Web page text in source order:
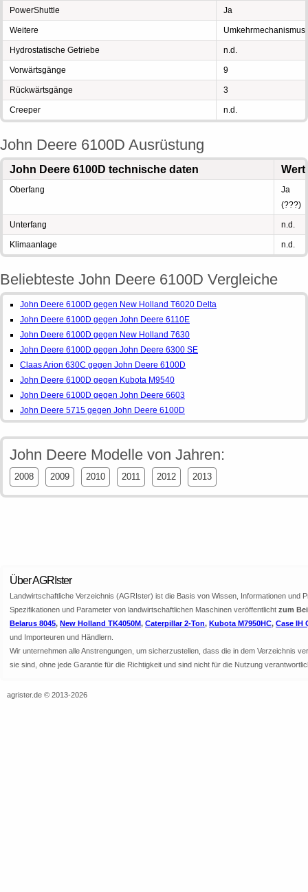
PowerShuttle Ja
Weitere Umkehrmechanismus
Hydrostatische Getriebe n.d.
Vorwärtsgänge 9
Rückwärtsgänge 3
Creeper n.d.
John Deere 6100D Ausrüstung
John Deere 6100D technische daten Wert
Oberfang
Ja
(???)
Unterfang n.d.
Klimaanlage n.d.
Beliebteste John Deere 6100D Vergleiche
John Deere 6100D gegen New Holland T6020 Delta
John Deere 6100D gegen John Deere 6110E
John Deere 6100D gegen New Holland 7630
John Deere 6100D gegen John Deere 6300 SE
Claas Arion 630C gegen John Deere 6100D
John Deere 6100D gegen Kubota M9540
John Deere 6100D gegen John Deere 6603
John Deere 5715 gegen John Deere 6100D
John Deere Modelle von Jahren:
2008 2009 2010 2011 2012 2013
Über AGRIster
Landwirtschaftliche Verzeichnis (AGRIster) ist die Basis von Wissen, Informationen
Spezifikationen und Parameter von landwirtschaftlichen Maschinen veröffentlicht zum
Belarus 8045, New Holland TK4050M, Caterpillar 2-Ton, Kubota M7950HC, Case IH
und Importeuren und Händlern.
Wir unternehmen alle Anstrengungen, um sicherzustellen, dass die in dem Verzeichnis
sie sind, ohne jede Garantie für die Richtigkeit und sind nicht für die Nutzung
agrister.de © 2013-2026